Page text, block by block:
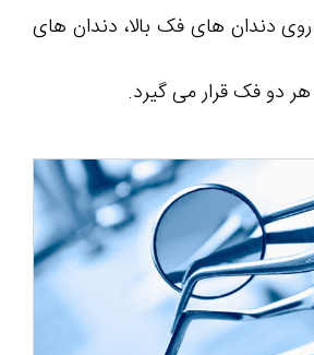
دندان های فک بالا، دندان های
دو فک قرار می گیرد.